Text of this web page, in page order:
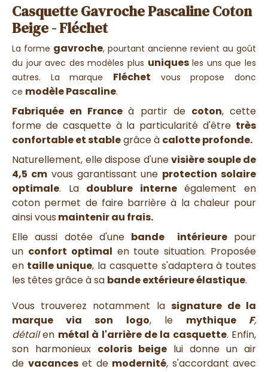
Casquette Gavroche Pascaline Coton
Beige - Fléchet
La forme gavroche, pourtant ancienne revient au goût
du jour avec des modèles plus uniquesles uns que les
autres. La marque Fléchet vous propose donc
ce modèle Pascaline.
Fabriquée en Franceà partir de coton, cette
forme de casquette à la particularité d'être très
confortable et stablegrâce à calotte profonde.
Naturellement, elle dispose d'unevisière souple de
4,5 cmvous garantissant une protection solaire
optimale. La doublure interneégalement en
coton permet de faire barrière à la chaleur pour
ainsi vousmaintenir au frais.
Elle aussi dotée d'une bande intérieurepour
un confort optimal en toute situation. Proposée
en taille unique, la casquette s'adaptera à toutes
les têtes grâce à sa bande extérieure élastique.
Vous trouverez notamment la signature de la
marque via son logo, le mythique F,
détailen métal à l'arrière de la casquette. Enfin,
son harmonieux coloris beige lui donne un air
de vacanceset de modernité, s'accordant avec